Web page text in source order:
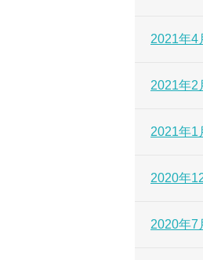
2021年4
2021年2
2021年1
2020年
2020年7